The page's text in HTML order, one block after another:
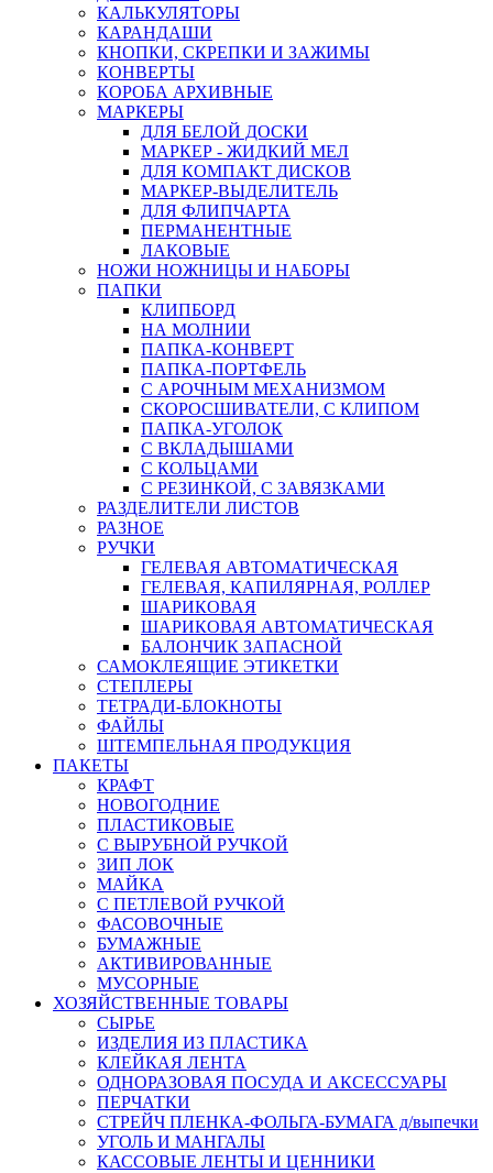
КАЛЬКУЛЯТОРЫ
КАРАНДАШИ
КНОПКИ, СКРЕПКИ И ЗАЖИМЫ
КОНВЕРТЫ
КОРОБА АРХИВНЫЕ
МАРКЕРЫ
ДЛЯ БЕЛОЙ ДОСКИ
МАРКЕР - ЖИДКИЙ МЕЛ
ДЛЯ КОМПАКТ ДИСКОВ
МАРКЕР-ВЫДЕЛИТЕЛЬ
ДЛЯ ФЛИПЧАРТА
ПЕРМАНЕНТНЫЕ
ЛАКОВЫЕ
НОЖИ НОЖНИЦЫ И НАБОРЫ
ПАПКИ
КЛИПБОРД
НА МОЛНИИ
ПАПКА-КОНВЕРТ
ПАПКА-ПОРТФЕЛЬ
С АРОЧНЫМ МЕХАНИЗМОМ
СКОРОСШИВАТЕЛИ, С КЛИПОМ
ПАПКА-УГОЛОК
С ВКЛАДЫШАМИ
С КОЛЬЦАМИ
С РЕЗИНКОЙ, С ЗАВЯЗКАМИ
РАЗДЕЛИТЕЛИ ЛИСТОВ
РАЗНОЕ
РУЧКИ
ГЕЛЕВАЯ АВТОМАТИЧЕСКАЯ
ГЕЛЕВАЯ, КАПИЛЯРНАЯ, РОЛЛЕР
ШАРИКОВАЯ
ШАРИКОВАЯ АВТОМАТИЧЕСКАЯ
БАЛОНЧИК ЗАПАСНОЙ
САМОКЛЕЯЩИЕ ЭТИКЕТКИ
СТЕПЛЕРЫ
ТЕТРАДИ-БЛОКНОТЫ
ФАЙЛЫ
ШТЕМПЕЛЬНАЯ ПРОДУКЦИЯ
ПАКЕТЫ
КРАФТ
НОВОГОДНИЕ
ПЛАСТИКОВЫЕ
С ВЫРУБНОЙ РУЧКОЙ
ЗИП ЛОК
МАЙКА
С ПЕТЛЕВОЙ РУЧКОЙ
ФАСОВОЧНЫЕ
БУМАЖНЫЕ
АКТИВИРОВАННЫЕ
МУСОРНЫЕ
ХОЗЯЙСТВЕННЫЕ ТОВАРЫ
СЫРЬЕ
ИЗДЕЛИЯ ИЗ ПЛАСТИКА
КЛЕЙКАЯ ЛЕНТА
ОДНОРАЗОВАЯ ПОСУДА И АКСЕССУАРЫ
ПЕРЧАТКИ
СТРЕЙЧ ПЛЕНКА-ФОЛЬГА-БУМАГА д/выпечки
УГОЛЬ И МАНГАЛЫ
КАССОВЫЕ ЛЕНТЫ И ЦЕННИКИ